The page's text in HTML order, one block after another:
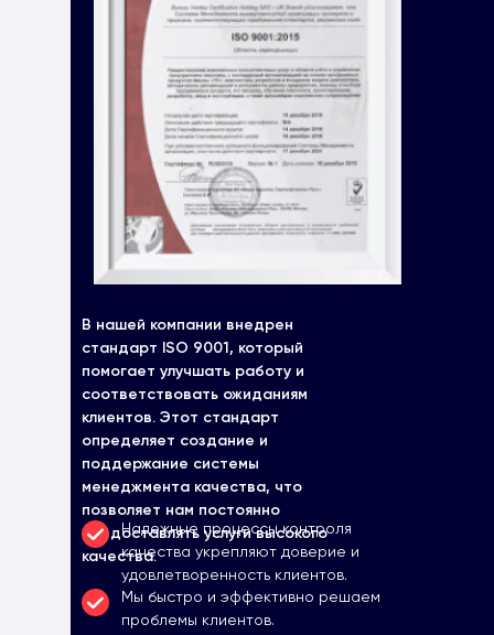
В нашей компании внедрен
стандарт ISO 9001, который
помогает улучшать работу и
соответствовать ожиданиям
клиентов. Этот стандарт
определяет создание и
поддержание системы
менеджмента качества, что
позволяет нам постоянно
предоставлять услуги высокого
качества.
Надежные процессы контроля
качества укрепляют доверие и
удовлетворенность клиентов.
Мы быстро и эффективно решаем
проблемы клиентов.